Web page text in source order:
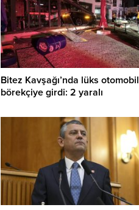
Bitez Kavşağı’nda lüks otomobil
börekçiye girdi: 2 yaralı